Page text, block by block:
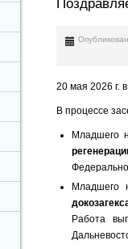
20 мая 2026 г.
В процессе
Младшего
Младшего
Работа